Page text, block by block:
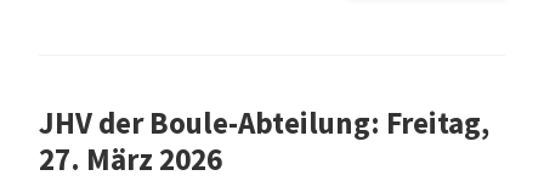
JHV der Boule-Abteilung: Freitag,
27. März 2026